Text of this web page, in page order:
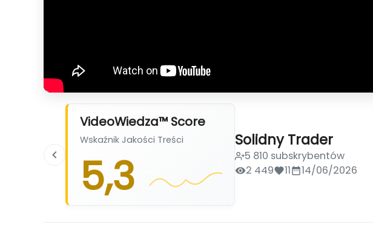
VideoWiedza™ Score
Wskaźnik Jakości Treści
5,3
Solidny Trader
5 810 subskrybentów
2 449
11 14/06/2026